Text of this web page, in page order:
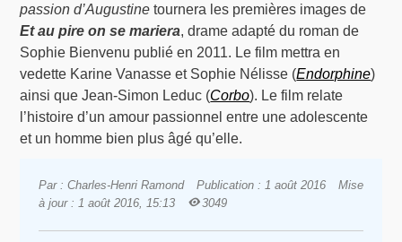
passion d’Augustine tournera les premières images de
Et au pire on se mariera, drame adapté du roman de
Sophie Bienvenu publié en 2011. Le film mettra en
vedette Karine Vanasse et Sophie Nélisse (Endorphine)
ainsi que Jean-Simon Leduc (Corbo). Le film relate
l’histoire d’un amour passionnel entre une adolescente
et un homme bien plus âgé qu’elle.
Par : Charles-Henri Ramond Publication : 1 août 2016
Mise
à jour : 1 août 2016, 15:13
3049